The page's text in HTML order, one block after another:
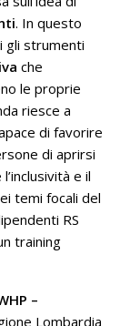
. In questo
gli strumenti
che
le proprie
riesce a
di favorire
di aprirsi
e il
temi focali del
RS
training
–
Lombardia